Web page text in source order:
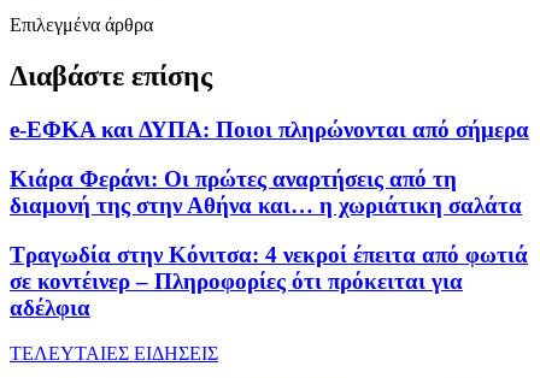
Επιλεγμένα άρθρα
Διαβάστε επίσης
e-ΕΦΚΑ και ΔΥΠΑ: Ποιοι πληρώνονται από σήμερα
Κιάρα Φεράνι: Οι πρώτες αναρτήσεις από τη
διαμονή της στην Αθήνα και… η χωριάτικη σαλάτα
Τραγωδία στην Κόνιτσα: 4 νεκροί έπειτα από φωτιά
σε κοντέινερ – Πληροφορίες ότι πρόκειται για
αδέλφια
ΤΕΛΕΥΤΑΙΕΣ ΕΙΔΗΣΕΙΣ